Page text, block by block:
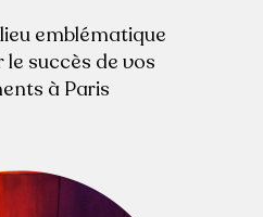
emblématique
succès de vos
à Paris